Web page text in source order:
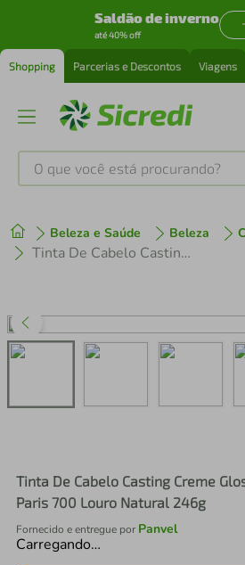
Saldão de inverno
até 40% off
Shopping Parcerias e Descontos Viagens
O que você está procurando?
Beleza e Saúde Beleza
Tinta De Cabelo Casting Creme Gloss De Loréal Paris 700 Louro Natural 246g
Tinta De Cabelo Casting Creme
Paris 700 Louro Natural 246g
Fornecido e entregue por Panvel
Carregando…
1º tenis
perfume